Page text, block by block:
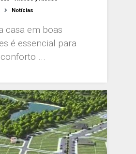
Notícias
casa em boas
é essencial para
...